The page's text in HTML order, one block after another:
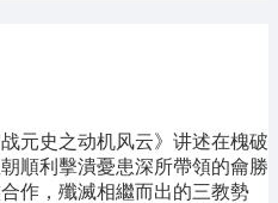
元史之动机风云》讲述在槐破
順利擊潰憂患深所帶領的龠勝
作，殲滅相繼而出的三教勢